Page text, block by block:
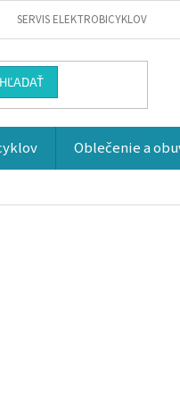
SERVIS ELEKTROBICYKLOV
HĽADAŤ
Oblečenie a